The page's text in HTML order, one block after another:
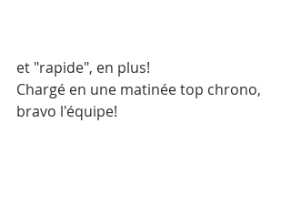
et "rapide", en plus!
Chargé en une matinée top chrono,
bravo l'équipe!